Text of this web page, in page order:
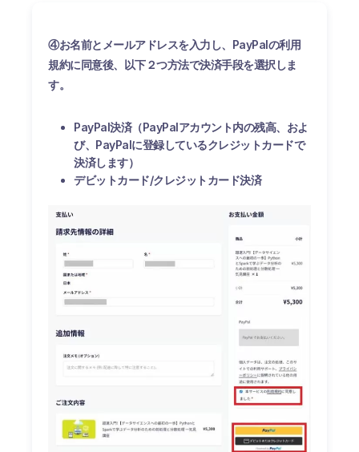
④お名前とメールアドレスを入力し、PayPalの利用
規約に同意後、以下２つ方法で決済手段を選択しま
す。
PayPal決済（PayPalアカウント内の残高、およ
び、PayPalに登録しているクレジットカードで
決済します）
デビットカード/クレジットカード決済